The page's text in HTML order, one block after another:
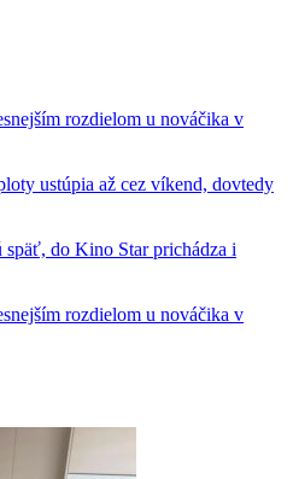
rozdielom u nováčika v
ustúpia až cez víkend, dovtedy
do Kino Star prichádza i
rozdielom u nováčika v